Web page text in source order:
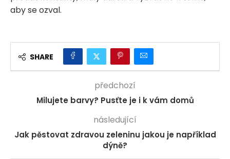
aby se ozval.
SHARE
předchozí
Milujete barvy? Pusťte je i k vám domů
následující
Jak pěstovat zdravou zeleninu jakou je například
dýně?